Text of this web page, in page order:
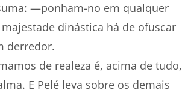
—ponham-no em qualquer
dinástica há de ofuscar
derredor.
de realeza é, acima de tudo,
E Pelé leva sobre os demais